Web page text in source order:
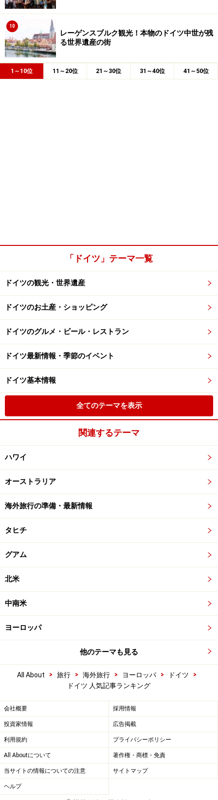
10
レーゲンスブルク観光！本物のドイツ中世が残
る世界遺産の街
1～10位 11～20位 21～30位 31～40位 41～50位
「ドイツ」テーマ一覧
ドイツの観光・世界遺産
ドイツのお土産・ショッピング
ドイツのグルメ・ビール・レストラン
ドイツ最新情報・季節のイベント
ドイツ基本情報
全てのテーマを表示
関連するテーマ
ハワイ
オーストラリア
海外旅行の準備・最新情報
タヒチ
グアム
北米
中南米
ヨーロッパ
他のテーマも見る
All About > 旅行 > 海外旅行 > ヨーロッパ > ドイツ
>
ドイツ 人気記事ランキング
会社概要 採用情報
投資家情報 広告掲載
利用規約 プライバシーポリシー
All Aboutについて 著作権・商標・免責
当サイトの情報についての注意 サイトマップ
ヘルプ